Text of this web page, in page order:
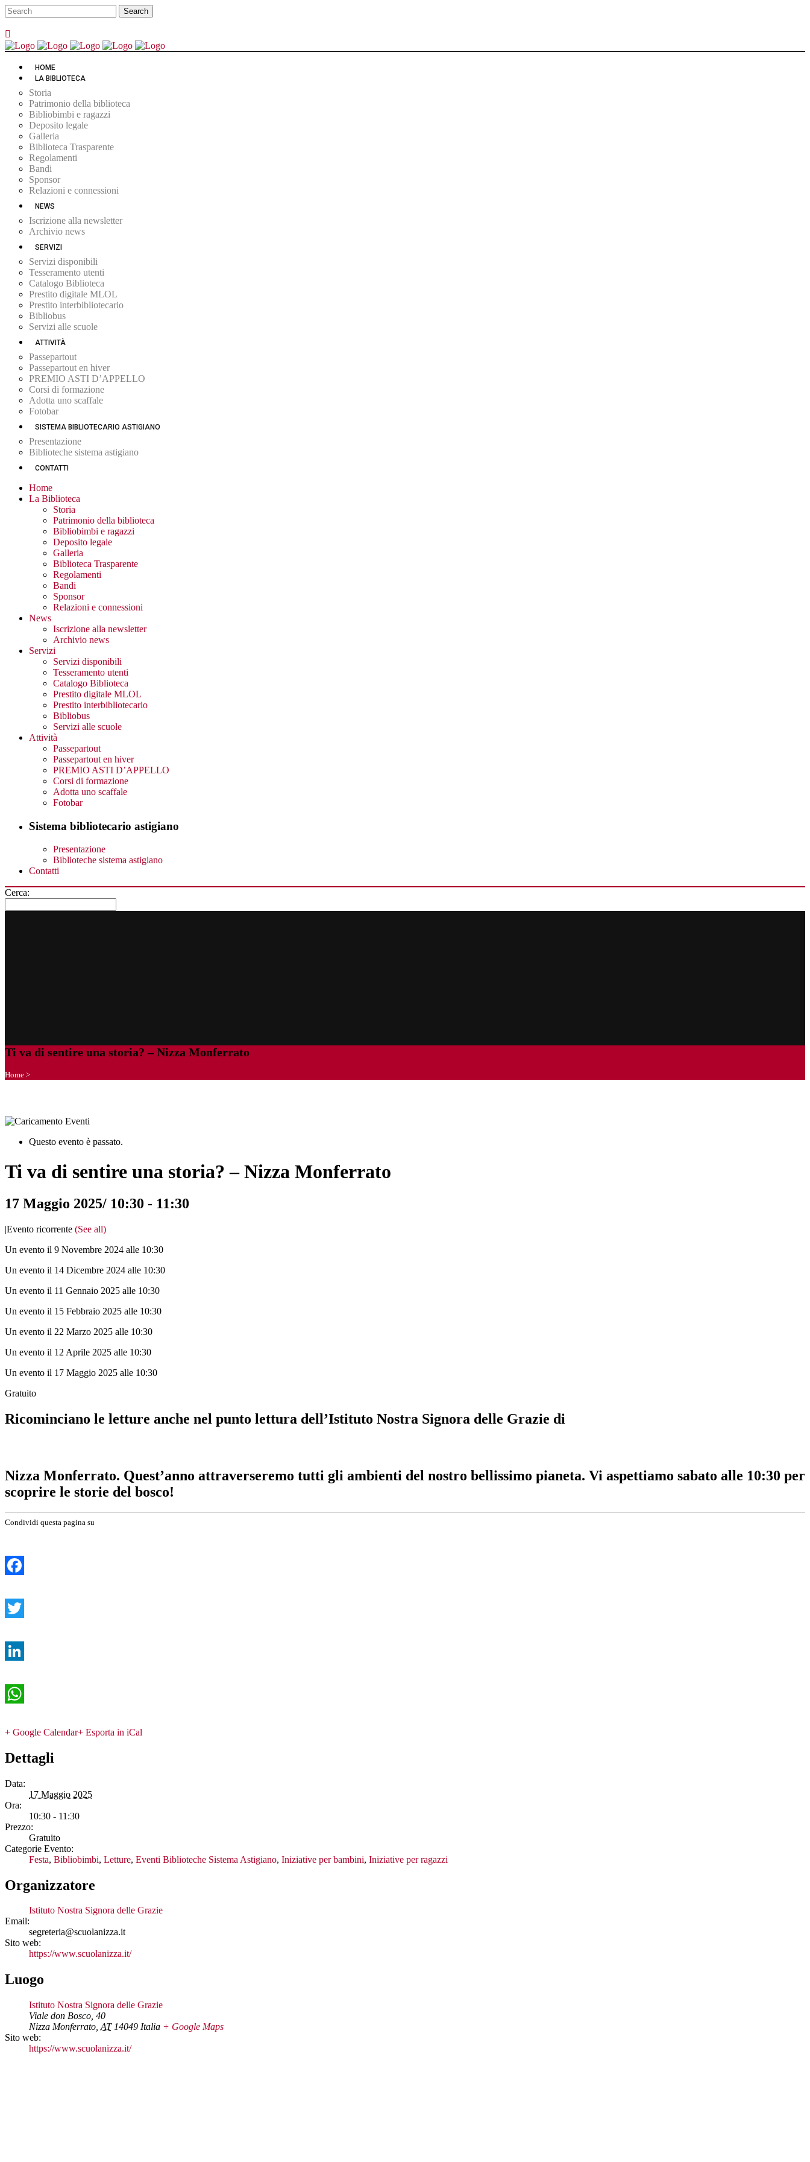
HOME
LA BIBLIOTECA
Storia
Patrimonio della biblioteca
Bibliobimbi e ragazzi
Deposito legale
Galleria
Biblioteca Trasparente
Regolamenti
Bandi
Sponsor
Relazioni e connessioni
NEWS
Iscrizione alla newsletter
Archivio news
SERVIZI
Servizi disponibili
Tesseramento utenti
Catalogo Biblioteca
Prestito digitale MLOL
Prestito interbibliotecario
Bibliobus
Servizi alle scuole
ATTIVITÀ
Passepartout
Passepartout en hiver
PREMIO ASTI D’APPELLO
Corsi di formazione
Adotta uno scaffale
Fotobar
SISTEMA BIBLIOTECARIO ASTIGIANO
Presentazione
Biblioteche sistema astigiano
CONTATTI
Home
La Biblioteca
Storia
Patrimonio della biblioteca
Bibliobimbi e ragazzi
Deposito legale
Galleria
Biblioteca Trasparente
Regolamenti
Bandi
Sponsor
Relazioni e connessioni
News
Iscrizione alla newsletter
Archivio news
Servizi
Servizi disponibili
Tesseramento utenti
Catalogo Biblioteca
Prestito digitale MLOL
Prestito interbibliotecario
Bibliobus
Servizi alle scuole
Attività
Passepartout
Passepartout en hiver
PREMIO ASTI D’APPELLO
Corsi di formazione
Adotta uno scaffale
Fotobar
Sistema bibliotecario astigiano
Presentazione
Biblioteche sistema astigiano
Contatti
Cerca:
Ti va di sentire una storia? – Nizza Monferrato
Home >
Questo evento è passato.
Ti va di sentire una storia? – Nizza Monferrato
17 Maggio 2025/ 10:30 - 11:30
|Evento ricorrente (See all)
Un evento il 9 Novembre 2024 alle 10:30
Un evento il 14 Dicembre 2024 alle 10:30
Un evento il 11 Gennaio 2025 alle 10:30
Un evento il 15 Febbraio 2025 alle 10:30
Un evento il 22 Marzo 2025 alle 10:30
Un evento il 12 Aprile 2025 alle 10:30
Un evento il 17 Maggio 2025 alle 10:30
Gratuito
Ricominciano le letture anche nel punto lettura dell’Istituto Nostra Signora delle Grazie di
Nizza Monferrato. Quest’anno attraverseremo tutti gli ambienti del nostro bellissimo pianeta. Vi aspettiamo sabato alle 10:30 per
scoprire le storie del bosco!
Condividi questa pagina su
+ Google Calendar+ Esporta in iCal
Dettagli
Data:
17 Maggio 2025
Ora:
10:30 - 11:30
Prezzo:
Gratuito
Categorie Evento:
Festa, Bibliobimbi, Letture, Eventi Biblioteche Sistema Astigiano, Iniziative per bambini, Iniziative per ragazzi
Organizzatore
Istituto Nostra Signora delle Grazie
Email:
segreteria@scuolanizza.it
Sito web:
https://www.scuolanizza.it/
Luogo
Istituto Nostra Signora delle Grazie
Viale don Bosco, 40
Nizza Monferrato AT 14049 Italia + Google Maps
Sito web:
https://www.scuolanizza.it/